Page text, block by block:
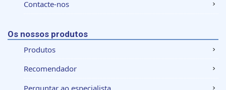
Contacte-nos
Os nossos produtos
Produtos
Recomendador
Perguntar ao especialista